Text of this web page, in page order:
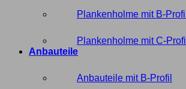
Plankenholme mit B-Profil
Plankenholme mit C-Profil
Anbauteile
Anbauteile mit B-Profil